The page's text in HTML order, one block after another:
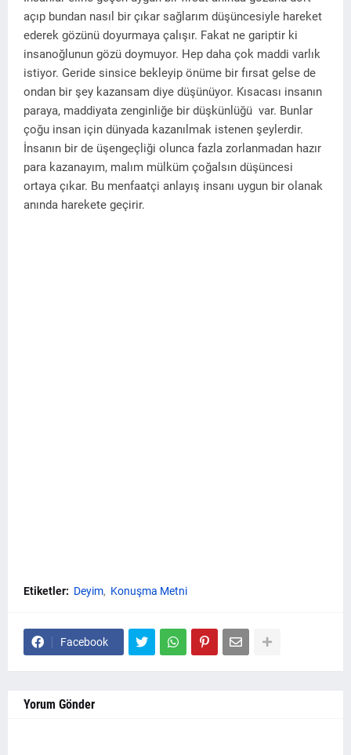
açıp bundan nasıl bir çıkar sağlarım düşüncesiyle hareket
ederek gözünü doyurmaya çalışır. Fakat ne gariptir ki
insanoğlunun gözü doymuyor. Hep daha çok maddi varlık
istiyor. Geride sinsice bekleyip önüme bir fırsat gelse de
ondan bir şey kazansam diye düşünüyor. Kısacası insanın
paraya, maddiyata zenginliğe bir düşkünlüğü var. Bunlar
çoğu insan için dünyada kazanılmak istenen şeylerdir.
İnsanın bir de üşengeçliği olunca fazla zorlanmadan hazır
para kazanayım, malım mülküm çoğalsın düşüncesi
ortaya çıkar. Bu menfaatçi anlayış insanı uygun bir olanak
anında harekete geçirir.
Etiketler: Deyim Konuşma Metni
Facebook
Yorum Gönder